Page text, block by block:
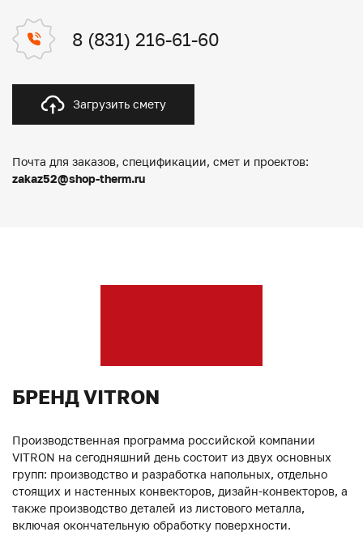
8 (831) 216-61-60
Загрузить смету
Почта для заказов, спецификации, смет и проектов:
zakaz52@shop-therm.ru
БРЕНД VITRON
Производственная программа российской компании
VITRON на сегодняшний день состоит из двух основных
групп: производство и разработка напольных, отдельно
стоящих и настенных конвекторов, дизайн-конвекторов, а
также производство деталей из листового металла,
включая окончательную обработку поверхности.